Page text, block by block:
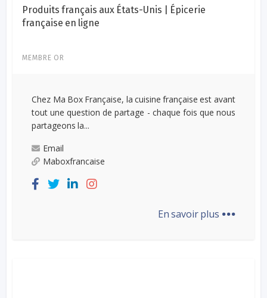
Produits français aux États-Unis | Épicerie
française en ligne
MEMBRE OR
Chez Ma Box Française, la cuisine française est avant
tout une question de partage - chaque fois que nous
partageons la...
Email
Maboxfrancaise
En savoir plus ...